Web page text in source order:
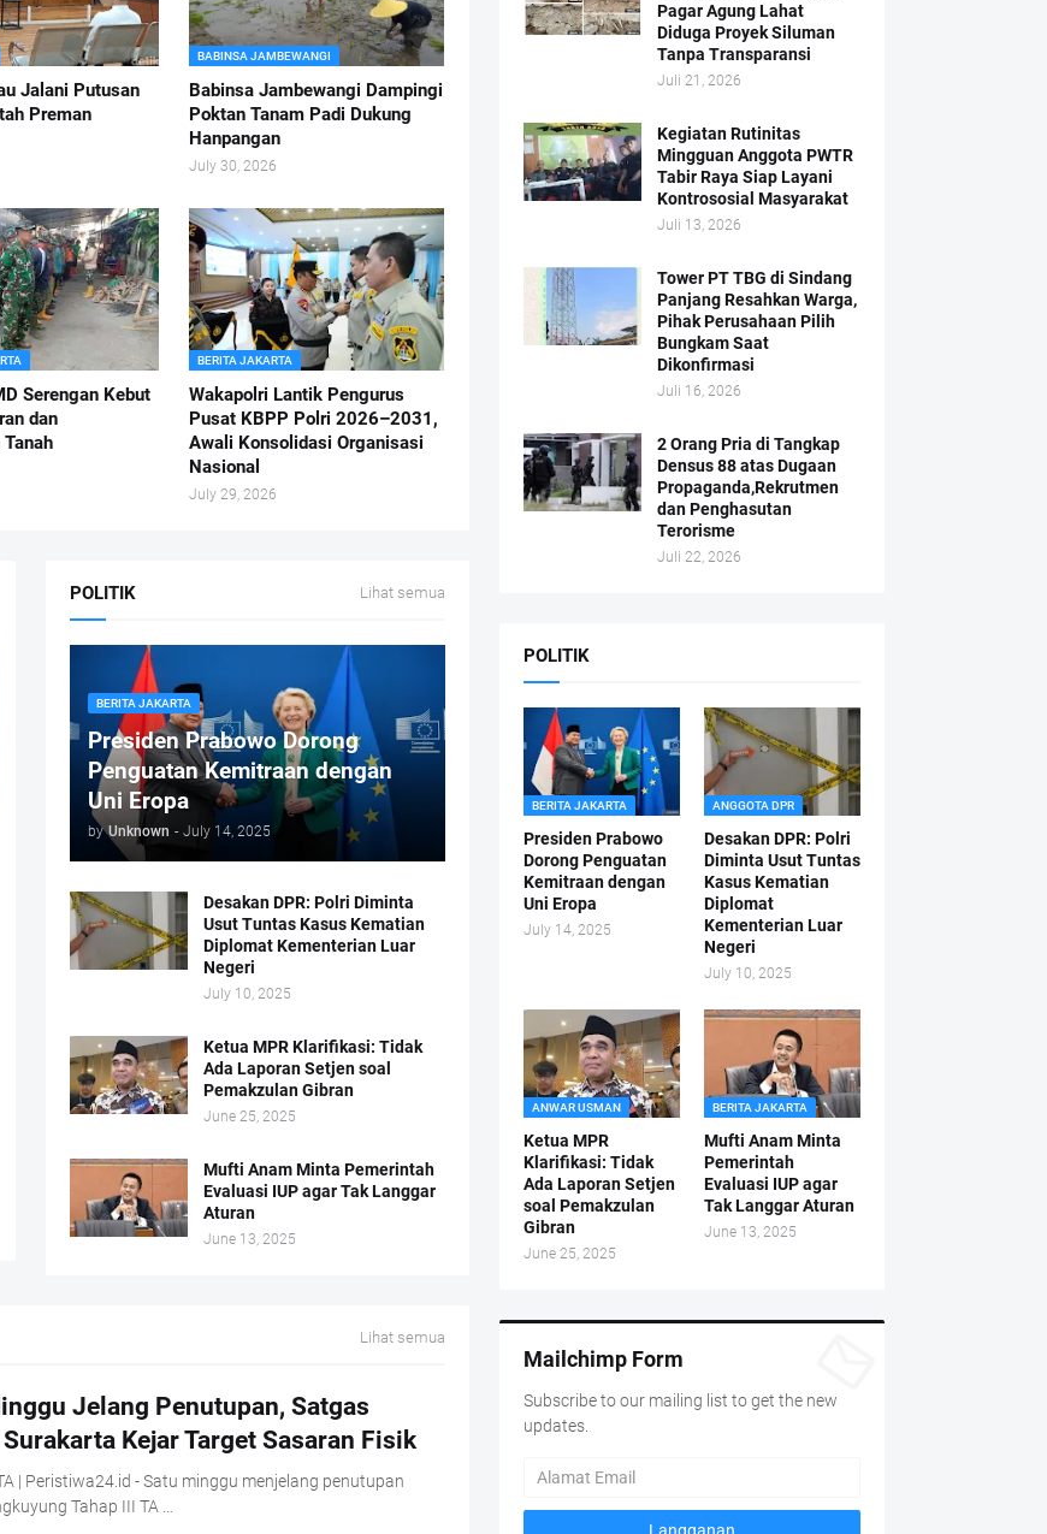
Jalani Putusan
Preman
BABINSA JAMBEWANGI
Babinsa Jambewangi Dampingi
Poktan Tanam Padi Dukung
Hanpangan
July 30, 2026
Serengan Kebut
dan
BERITA JAKARTA
Wakapolri Lantik Pengurus
Pusat KBPP Polri 2026–2031,
Awali Konsolidasi Organisasi
Nasional
July 29, 2026
POLITIK Lihat semua
BERITA JAKARTA
Presiden Prabowo Dorong
Penguatan Kemitraan dengan
Uni Eropa
by Unknown - July 14, 2025
Desakan DPR: Polri Diminta
Usut Tuntas Kasus Kematian
Diplomat Kementerian Luar
Negeri
July 10, 2025
Ketua MPR Klarifikasi: Tidak
Ada Laporan Setjen soal
Pemakzulan Gibran
June 25, 2025
Mufti Anam Minta Pemerintah
Evaluasi IUP agar Tak Langgar
Aturan
June 13, 2025
Lihat semua
Jelang Penutupan, Satgas
Kejar Target Sasaran Fisik
| Peristiwa24.id - Satu minggu menjelang penutupan
Tahap III TA …
Pagar Agung Lahat
Diduga Proyek Siluman
Tanpa Transparansi
Juli 21, 2026
Kegiatan Rutinitas
Mingguan Anggota PWTR
Tabir Raya Siap Layani
Kontrososial Masyarakat
Juli 13, 2026
Tower PT TBG di Sindang
Panjang Resahkan Warga,
Pihak Perusahaan Pilih
Bungkam Saat
Dikonfirmasi
Juli 16, 2026
2 Orang Pria di Tangkap
Densus 88 atas Dugaan
Propaganda,Rekrutmen
dan Penghasutan
Terorisme
Juli 22, 2026
POLITIK
BERITA JAKARTA
Presiden Prabowo
Dorong Penguatan
Kemitraan dengan
Uni Eropa
July 14, 2025
ANGGOTA DPR
Desakan DPR: Polri
Diminta Usut Tuntas
Kasus Kematian
Diplomat
Kementerian Luar
Negeri
July 10, 2025
ANWAR USMAN
Ketua MPR
Klarifikasi: Tidak
Ada Laporan Setjen
soal Pemakzulan
Gibran
June 25, 2025
BERITA JAKARTA
Mufti Anam Minta
Pemerintah
Evaluasi IUP agar
Tak Langgar Aturan
June 13, 2025
Mailchimp Form
Subscribe to our mailing list to get the new
updates.